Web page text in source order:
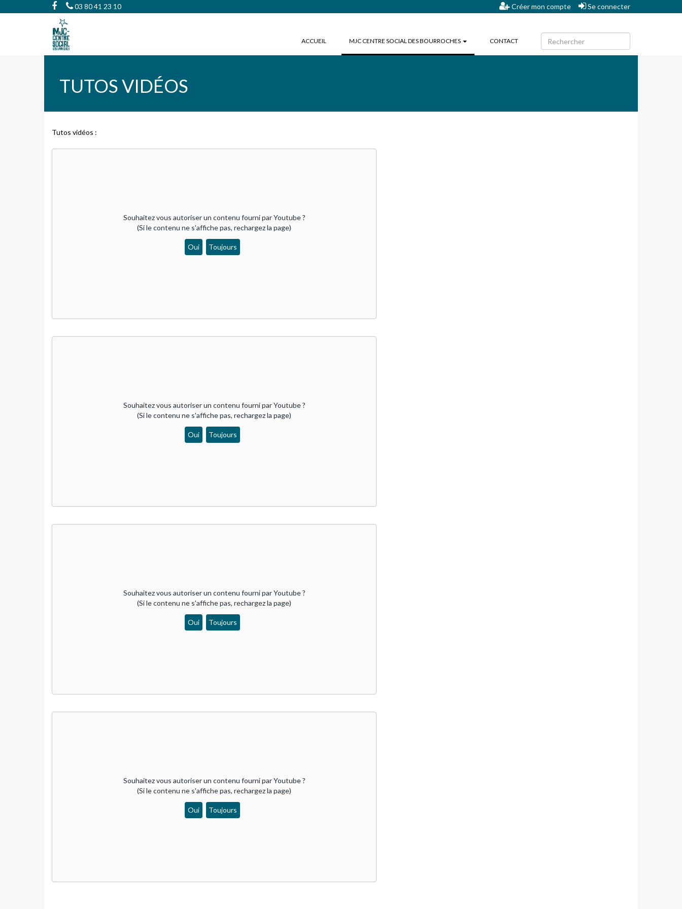
03 80 41 23 10 Créer mon compte Se connecter
ACCUEIL MJC CENTRE SOCIAL DES BOURROCHES (CURRENT)CONTACT
TUTOS VIDÉOS
Tutos vidéos :
Souhaitez vous autoriser un contenu fourni par Youtube ?
(Si le contenu ne s'affiche pas, rechargez la page)
Oui Toujours
Souhaitez vous autoriser un contenu fourni par Youtube ?
(Si le contenu ne s'affiche pas, rechargez la page)
Oui Toujours
Souhaitez vous autoriser un contenu fourni par Youtube ?
(Si le contenu ne s'affiche pas, rechargez la page)
Oui Toujours
Souhaitez vous autoriser un contenu fourni par Youtube ?
(Si le contenu ne s'affiche pas, rechargez la page)
Oui Toujours